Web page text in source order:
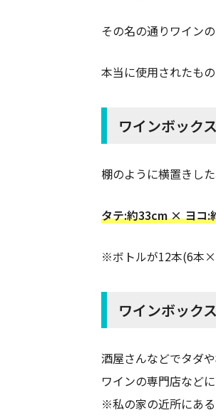
その名の通りワイン
本当に使用されたも
ワインボック
棚のように横置きし
タテ:約33cm × ヨコ
※ボトルが12本(6本
ワインボック
酒屋さんなどでタダ
ワインの専門店など
※私の家の近所にあ